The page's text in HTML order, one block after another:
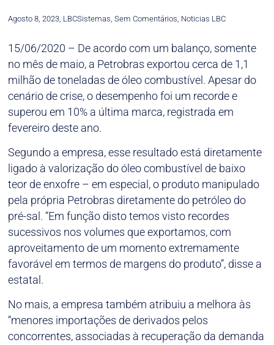
Agosto 8, 2023, LBCSistemas, Sem Comentários, Noticias LBC
15/06/2020 – De acordo com um balanço, somente
no mês de maio, a Petrobras exportou cerca de 1,1
milhão de toneladas de óleo combustível. Apesar do
cenário de crise, o desempenho foi um recorde e
superou em 10% a última marca, registrada em
fevereiro deste ano.
Segundo a empresa, esse resultado está diretamente
ligado à valorização do óleo combustível de baixo
teor de enxofre – em especial, o produto manipulado
pela própria Petrobras diretamente do petróleo do
pré-sal. “Em função disto temos visto recordes
sucessivos nos volumes que exportamos, com
aproveitamento de um momento extremamente
favorável em termos de margens do produto”, disse a
estatal.
No mais, a empresa também atribuiu a melhora às
“menores importações de derivados pelos
concorrentes, associadas à recuperação da demanda